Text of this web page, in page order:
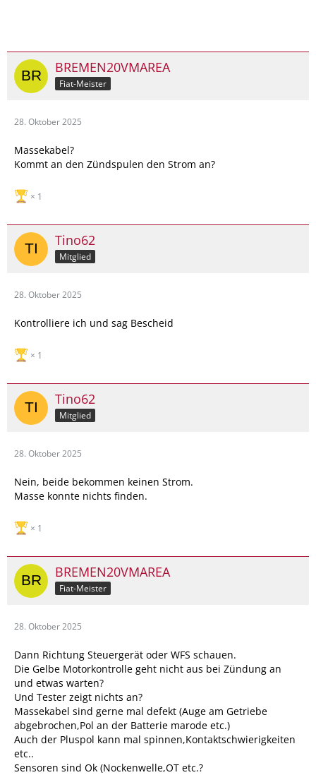
BREMEN20VMAREA
Fiat-Meister
28. Oktober 2025
Massekabel?
Kommt an den Zündspulen den Strom an?
1
Tino62
Mitglied
28. Oktober 2025
Kontrolliere ich und sag Bescheid
1
Tino62
Mitglied
28. Oktober 2025
Nein, beide bekommen keinen Strom.
Masse konnte nichts finden.
1
BREMEN20VMAREA
Fiat-Meister
28. Oktober 2025
Dann Richtung Steuergerät oder WFS schauen.
Die Gelbe Motorkontrolle geht nicht aus bei Zündung an
und etwas warten?
Und Tester zeigt nichts an?
Massekabel sind gerne mal defekt (Auge am Getriebe
abgebrochen,Pol an der Batterie marode etc.)
Auch der Pluspol kann mal spinnen,Kontaktschwierigkeiten
etc..
Sensoren sind Ok (Nockenwelle,OT etc.?